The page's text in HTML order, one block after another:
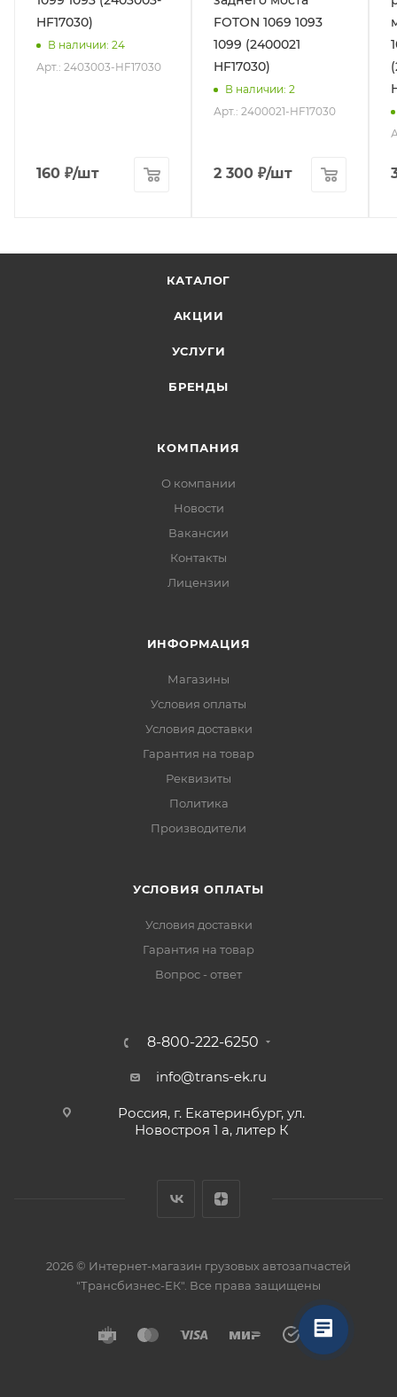
HF17030)
В наличии: 24
Арт.: 2403003-HF17030
160 ₽/шт
FOTON 1069 1093
1099 (2400021
HF17030)
В наличии: 2
Арт.: 2400021-HF17030
2 300 ₽/шт
КАТАЛОГ
АКЦИИ
УСЛУГИ
БРЕНДЫ
КОМПАНИЯ
О компании
Новости
Вакансии
Контакты
Лицензии
ИНФОРМАЦИЯ
Магазины
Условия оплаты
Условия доставки
Гарантия на товар
Реквизиты
Политика
Производители
УСЛОВИЯ ОПЛАТЫ
Условия доставки
Гарантия на товар
Вопрос - ответ
8-800-222-6250
info@trans-ek.ru
Россия, г. Екатеринбург, ул.
Новостроя 1 а, литер К
2026 © Интернет-магазин грузовых автозапчастей
"Трансбизнес-ЕК" . Все права защищены